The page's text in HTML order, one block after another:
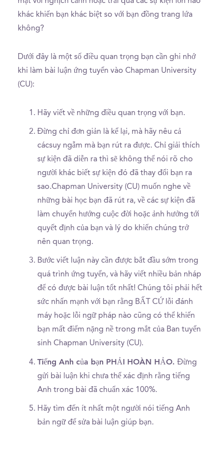
khác khiến bạn khác biệt so với bạn đồng trang lứa
không?
Dưới đây là một số điều quan trọng bạn cần ghi nhớ
khi làm bài luận ứng tuyển vào Chapman University
(CU):
Hãy viết về những điều quan trọng với bạn.
Đừng chỉ đơn giản là kể lại, mà hãy nêu cả
cácsuy ngẫm mà bạn rút ra được. Chỉ giải thích
sự kiện đã diễn ra thì sẽ không thể nói rõ cho
người khác biết sự kiện đó đã thay đổi bạn ra
sao.Chapman University (CU) muốn nghe về
những bài học bạn đã rút ra, về các sự kiện đã
làm chuyển hướng cuộc đời hoặc ảnh hưởng tới
quyết định của bạn và lý do khiến chúng trở
nên quan trọng.
Bước viết luận này cần được bắt đầu sớm trong
quá trình ứng tuyển, và hãy viết nhiều bản nháp
để có được bài luận tốt nhất! Chúng tôi phải hết
sức nhấn mạnh với bạn rằng BẤT CỨ lỗi đánh
máy hoặc lỗi ngữ pháp nào cũng có thể khiến
bạn mất điểm nặng nề trong mắt của Ban tuyển
sinh Chapman University (CU).
Tiếng Anh của bạn PHẢI HOÀN HẢO. Đừng
gửi bài luận khi chưa thể xác định rằng tiếng
Anh trong bài đã chuẩn xác 100%.
Hãy tìm đến ít nhất một người nói tiếng Anh
bản ngữ để sửa bài luận giúp bạn.